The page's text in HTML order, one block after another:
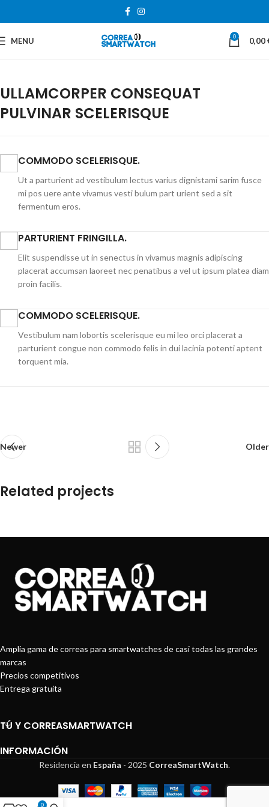
MENU 0 0,00
ULLAMCORPER CONSEQUAT
PULVINAR SCELERISQUE
COMMODO SCELERISQUE.
Ut a parturient ad vestibulum lectus varius dignistami sarim fusce
mi pos uere ante vivamus vesti bulum part urient sed a sit
fermentum eros.
PARTURIENT FRINGILLA.
Elit suspendisse ut in senectus in vivamus magnis adipiscing
placerat accumsan laoreet nec penatibus a vel ut ipsum platea diam
proin facilis.
COMMODO SCELERISQUE.
Vestibulum nam lobortis scelerisque eu mi leo orci placerat a
parturient congue non commodo felis in dui lacinia potenti aptent
torquent mia.
Newer Older
Related projects
Amplia gama de correas para smartwatches de casi todas las grandes
marcas
Precios competitivos
Entrega gratuita
TÚ Y CORREASMARTWATCH
INFORMACIÓN
Residencia en España - 2025 CorreaSmartWatch.
0